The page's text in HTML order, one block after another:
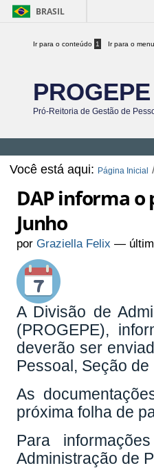
BRASIL
Ir para o conteúdo 1 Ir para o menu
PROGEPE
Pró-Reitoria de Gestão de
Você está aqui: Página Inicial
DAP informa o
Junho
porGraziella Felix —
A Divisão de
(PROGEPE),
deverão ser
Pessoal, Seção
As
próxima folha de
Para
Administração de